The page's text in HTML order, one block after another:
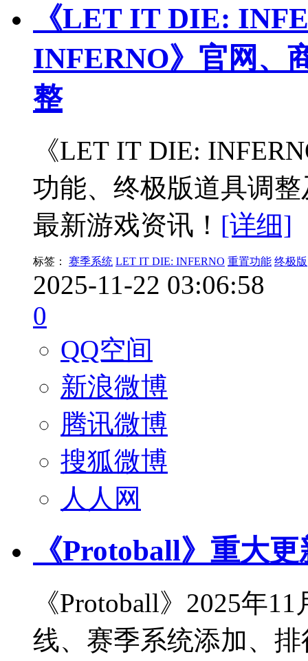
《LET IT DIE:
INFERNO》官网、
整
《LET IT DIE:
功能、终极版道具调
最新游戏资讯！ [详细]
标签： 赛季系统 LET IT DIE: INFERNO 重置功能 终极版
2025-11-22 03:06:58
0
QQ空间
新浪微博
腾讯微博
搜狐微博
人人网
《Protoball》重大更
《Protoball》2025年
线、赛季系统添加、